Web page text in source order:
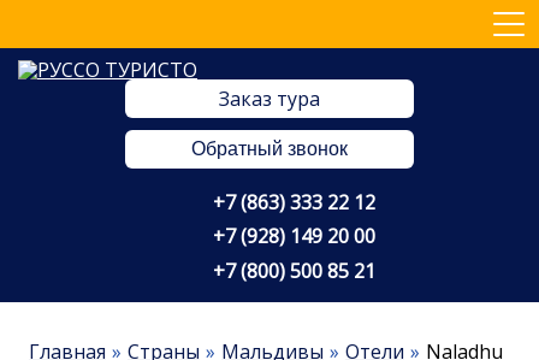
Заказ тура
Обратный звонок
+7 (863) 333 22 12
+7 (928) 149 20 00
+7 (800) 500 85 21
Главная Страны Мальдивы Отели
Naladhu